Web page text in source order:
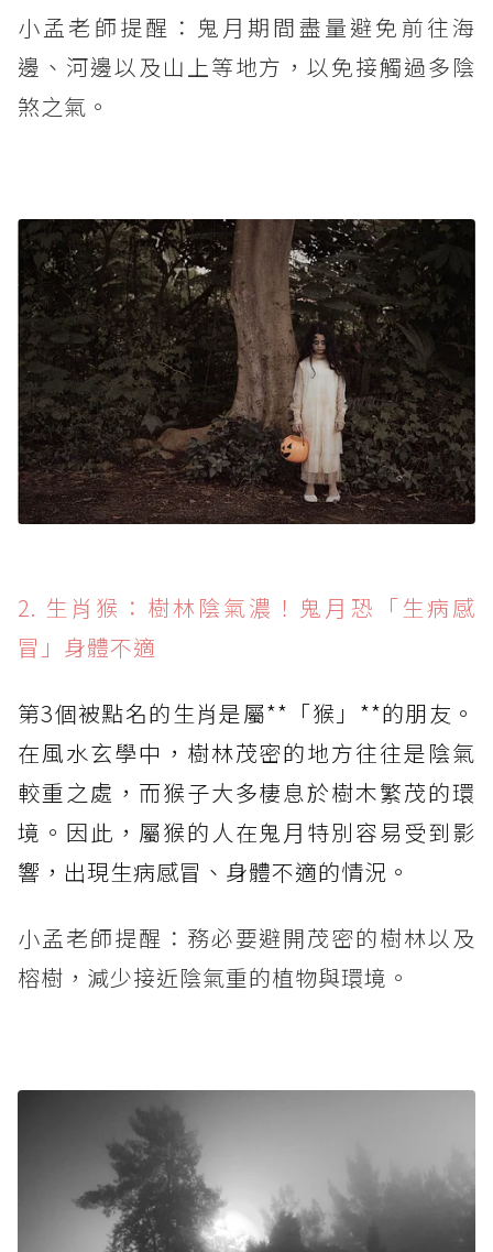
小孟老師提醒：鬼月期間盡量避免前往海
邊、河邊以及山上等地方，以免接觸過多陰
煞之氣。
2. 生肖猴：樹林陰氣濃！鬼月恐「生病感
冒」身體不適
第3個被點名的生肖是屬**「猴」**的朋友。
在風水玄學中，樹林茂密的地方往往是陰氣
較重之處，而猴子大多棲息於樹木繁茂的環
境。因此，屬猴的人在鬼月特別容易受到影
響，出現生病感冒、身體不適的情況。
小孟老師提醒：務必要避開茂密的樹林以及
榕樹，減少接近陰氣重的植物與環境。